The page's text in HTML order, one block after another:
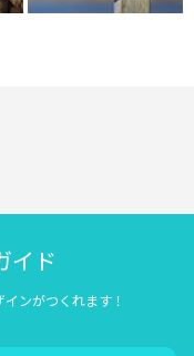
イド
ンがつくれます！